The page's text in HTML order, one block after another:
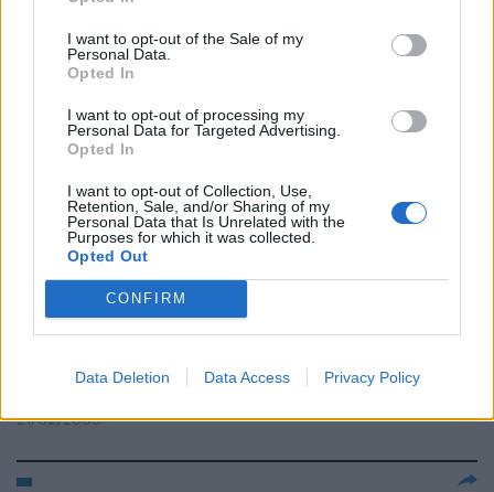
I want to opt-out of the Sale of my
Personal Data.
Opted In
I want to opt-out of processing my
Personal Data for Targeted Advertising.
Opted In
I want to opt-out of Collection, Use,
Retention, Sale, and/or Sharing of my
Personal Data that Is Unrelated with the
Purposes for which it was collected.
Opted Out
CONFIRM
Data Deletion Data Access Privacy Policy
con parti prese un po' qua e un
po' là.
Oggi federalismo in Aula
Calderoli alla prese con il nodo
autonomie
22/03/2009
Siamo di nuovo alle prese con
l'emergenza
21/02/2009